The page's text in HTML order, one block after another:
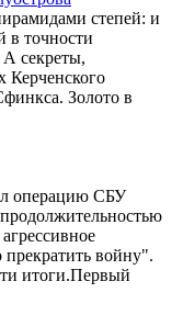
степей: и
в точности
А секреты,
Керченского
Золото в
операцию СБУ
прекратить войну".
итоги.Первый